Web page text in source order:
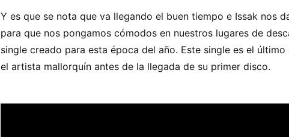
Y es que se nota que va llegando el buen tiempo e Issak nos
para que nos pongamos cómodos en nuestros lugares de
single creado para esta época del año. Este single es el
el artista mallorquín antes de la llegada de su primer disco.